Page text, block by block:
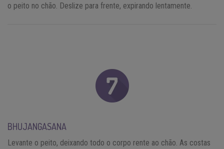
o peito no chão. Deslize para frente, expirando lentamente.
BHUJANGASANA
Levante o peito, deixando todo o corpo rente ao chão. As costas